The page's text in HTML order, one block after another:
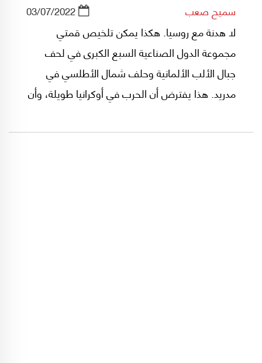
سميح صعب 03/07/2022
لا هدنة مع روسيا. هكذا يمكن تلخيص قمتي
مجموعة الدول الصناعية السبع الكبرى في لحف
جبال الألب الألمانية وحلف شمال الأطلسي في
مدريد. هذا يفترض أن الحرب في أوكرانيا طويلة، وأن
يستعد لأسوأ السيناريوات، كي لا تخرج روسيا